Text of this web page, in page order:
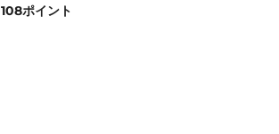
108ポイント